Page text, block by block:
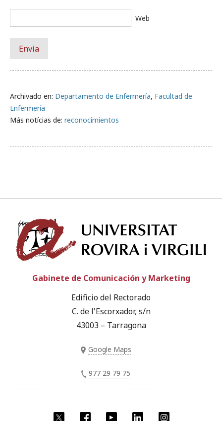
Archivado en: Departamento de Enfermería, Facultad de
Enfermería
Más notícias de: reconocimientos
Web
Twitter Facebook YouTube LinkedIn
Gabinete de Comunicación y Marketing
Edificio del Rectorado
C. de l'Escorxador, s/n
43003 – Tarragona
Google Maps
977 29 79 75